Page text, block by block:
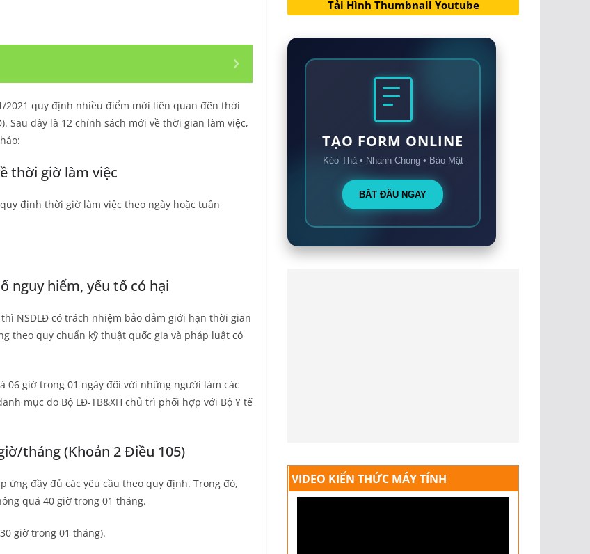
2021 quy định nhiều điểm mới liên quan đến thời
Sau đây là 12 chính sách mới về thời gian làm việc,
thời giờ làm việc
định thời giờ làm việc theo ngày hoặc tuần
nguy hiểm, yếu tố có hại
NSDLĐ có trách nhiệm bảo đảm giới hạn thời gian
theo quy chuẩn kỹ thuật quốc gia và pháp luật có
giờ trong 01 ngày đối với những người làm các
mục do Bộ LĐ-TB&XH chủ trì phối hợp với Bộ Y tế
tháng (Khoản 2 Điều 105)
ứng đầy đủ các yêu cầu theo quy định. Trong đó,
quá 40 giờ trong 01 tháng.
giờ trong 01 tháng).
Tải Hình Thumbnail Youtube
TẠO FORM ONLINE
Kéo Thả • Nhanh Chóng • Bảo Mật
BẮT ĐẦU NGAY
VIDEO KIẾN THỨC MÁY TÍNH